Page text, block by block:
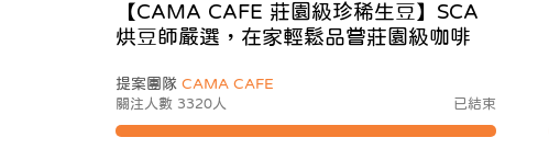
【CAMA CAFE 莊園級珍稀生豆】SCA
烘豆師嚴選，在家輕鬆品嘗莊園級咖啡
提案團隊 CAMA CAFE
關注人數 3320人 已結束